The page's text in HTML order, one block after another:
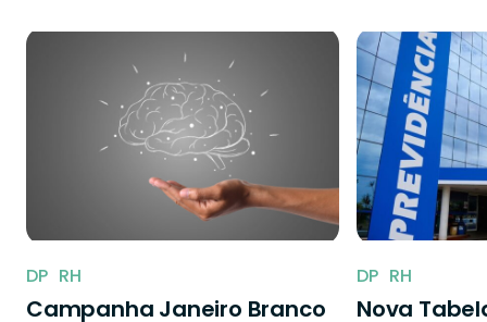
DP RH
Campanha Janeiro Branco
DP RH
Nova